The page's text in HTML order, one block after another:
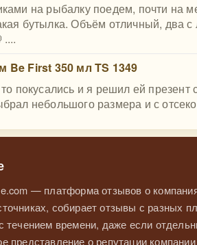
на рыбалку поедем, почти на
бутылка. Объём отличный, два
Be First 350 мл TS 1349
покусались и я решил ей презент
небольшого размера и с
— платформа отзывов о
собирает отзывы с разных
течением времени, даже если
представление о репутации